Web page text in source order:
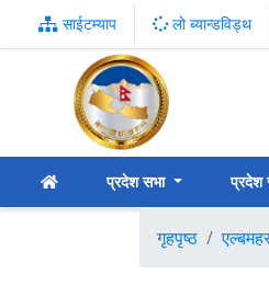
साईटम्याप लो ब्यान्डविड्थ
प्रदेश सभा प्रदेश
गृहपृष्ठ